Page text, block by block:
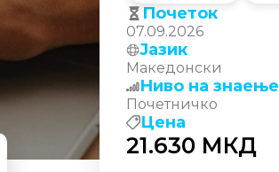
Почеток
07.09.2026
Јазик
Македонски
Ниво на знаење
Почетничко
Цена
21.630 МКД